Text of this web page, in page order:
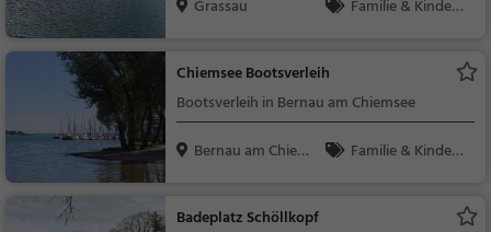
Grassau
Familie & Kinder,
Chiemsee Bootsverleih
Bootsverleih in Bernau am Chiemsee
Bernau am Chiems
Familie & Kinder,
Badeplatz Schöllkopf